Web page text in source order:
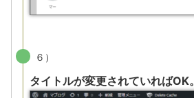
６）
タイトルが変更されていればOK。